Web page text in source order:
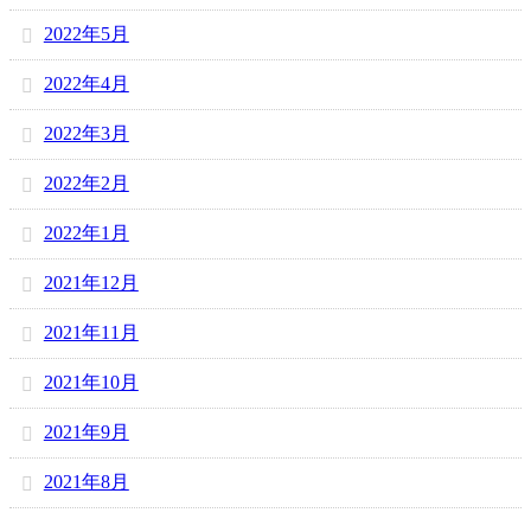
2022年5月
2022年4月
2022年3月
2022年2月
2022年1月
2021年12月
2021年11月
2021年10月
2021年9月
2021年8月